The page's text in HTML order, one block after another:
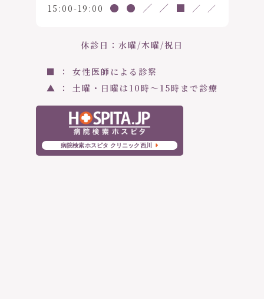
15:00-19:00 ● ● ／ ／ ■ ／ ／
休診日：水曜/木曜/祝日
■ ： 女性医師による診察
▲ ： 土曜・日曜は10時〜15時まで診療
病院検索ホスピタ クリニック西川